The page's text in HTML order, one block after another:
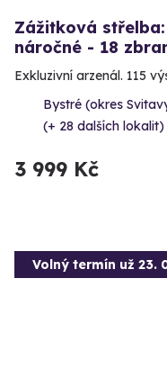
Zážitková
náročné - 18
Exkluzivní arzenál. 115
Bystré (okres
(+ 28 dalších lokalit)
3 999 Kč
Volný termín už 23.